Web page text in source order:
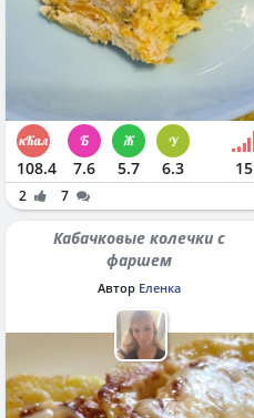
108.4 7.6 5.7 6.3 15
2 7
Кабачковые колечки с
фаршем
Автор Еленка